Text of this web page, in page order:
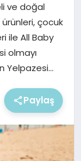
ve doğal
çocuk
ile All Baby
olmayı
Yelpazesi…
Paylaş